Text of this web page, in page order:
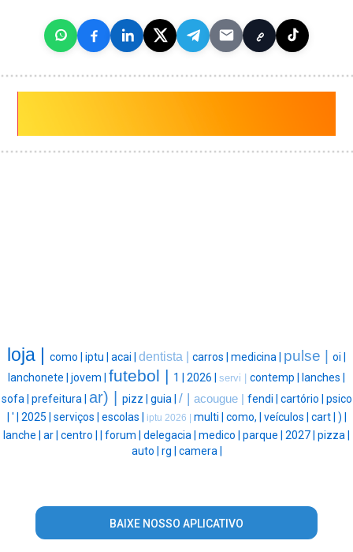
loja | como | iptu | acai | dentista | carros | medicina | pulse |
oi |
lanchonete | jovem | futebol | 1 | 2026 | servi | contemp |
lanches |
sofa | prefeitura | ar) | pizz | guia | / | acougue | fendi | cartório | psico
' | 2025 | serviços | escolas | iptu 2026 | multi | como, | veículos | cart | ) |
lanche | ar | centro | forum | delegacia | medico | parque | 2027 | pizza |
auto | rg | camera |
BAIXE NOSSO APLICATIVO